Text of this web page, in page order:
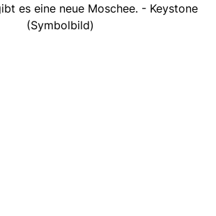
es eine neue Moschee. - Keystone
(Symbolbild)